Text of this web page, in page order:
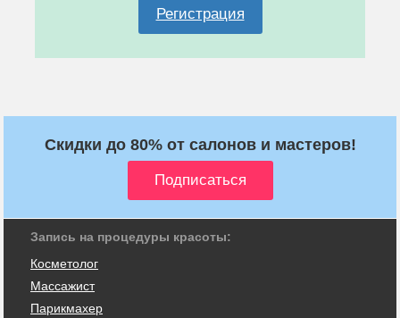
Регистрация
Скидки до 80% от салонов и мастеров!
Запись на процедуры красоты:
Косметолог
Массажист
Парикмахер